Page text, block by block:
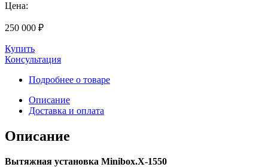
Цена:
250 000 ₽
Купить
Консультация
Подробнее о товаре
Описание
Доставка и оплата
Описание
Вытяжная установка Minibox.X-1550